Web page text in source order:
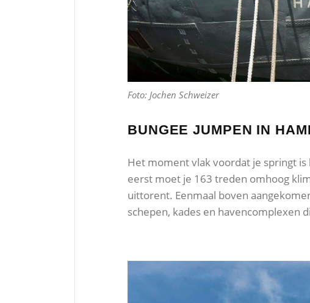
Foto: Jochen Schweizer
BUNGEE JUMPEN IN
Het moment vlak voordat je springt
eerst moet je 163 treden omhoog
uittorent. Eenmaal boven
schepen, kades en havencomplexen